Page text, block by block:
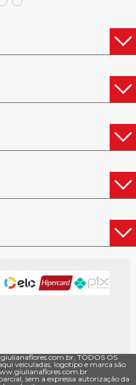
TODOS OS
veiculadas, logotipo e marca são
sem a expressa autorização da